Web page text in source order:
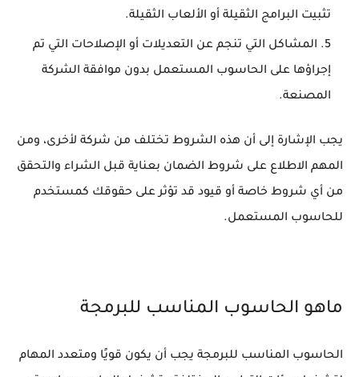
تثبيت البرامج الثقيلة أو الألعاب الثقيلة.
المشاكل التي تنجم عن التعديلات أو الإصلاحات التي تم
إجراؤها على الحاسوب المستعمل بدون موافقة الشركة
المصنعة.
يجب الإشارة إلى أن هذه الشروط تختلف من شركة لأخرى، ومن
المهم الاطلاع على شروط الضمان بعناية قبل الشراء والتحقق
من أي شروط خاصة أو قيود قد تؤثر على حقوقك كمستخدم
للحاسوب المستعمل.
ماهو الحاسوب المناسب للبرمجة
الحاسوب المناسب للبرمجة يجب أن يكون قويًا ومتعدد المهام